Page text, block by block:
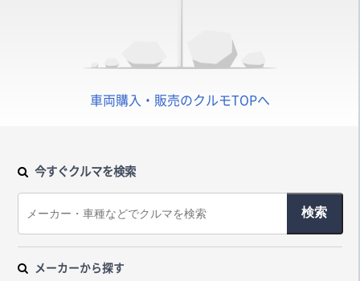
車両購入・販売のクルモTOPへ
今すぐクルマを検索
メーカーから探す